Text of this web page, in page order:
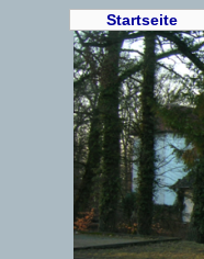
Startseite